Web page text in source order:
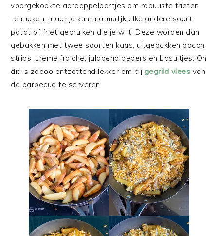
voorgekookte aardappelpartjes om robuuste frieten
te maken, maar je kunt natuurlijk elke andere soort
patat of friet gebruiken die je wilt. Deze worden dan
gebakken met twee soorten kaas, uitgebakken bacon
strips, creme fraiche, jalapeno pepers en bosuitjes. Oh
dit is zoooo ontzettend lekker om bij gegrild vlees van
de barbecue te serveren!